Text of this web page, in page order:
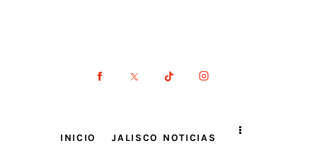
INICIO JALISCO NOTICIAS